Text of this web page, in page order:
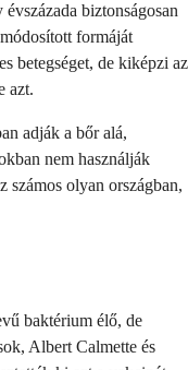
biztonságosan
formáját
betegséget, de kiképzi az
azt.
adják a bőr alá,
nem használják
számos olyan országban,
baktérium élő, de
Albert Calmette és